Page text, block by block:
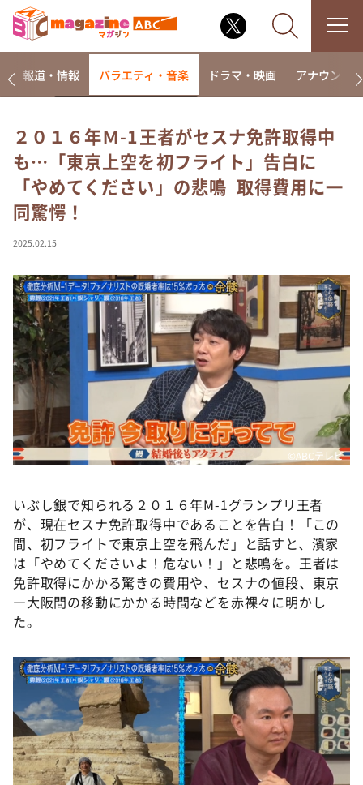
なるみ・岡村の過ぎるTV
相席食堂
これ余談なんですけど・・・
～人生密着トークバラエティ！～ やすとものいたっ
て真剣です
探偵！ナイトスクープ
news おかえり
河合＆A.B.C-Z塚田×福井アナ「なんでやねん！？」
（news おかえり）
DAIGOも台所 ～きょうの献立 何にする？～
本日はダイアンなり！シーズン２
朝だ！生です旅サラダ
教えて！ニュースライブ 正義のミカタ
新婚さんいらっしゃい！
ポツンと一軒家
ザキ山小屋本館
ぺこぱのまるスポ
報道・情報 バラエティ・音楽 ドラマ・映画 アナウンサー
２０１６年Ｍ-1王者がセスナ免許取得中
も…「東京上空を初フライト」告白に
「やめてください」の悲鳴 取得費用に一
同驚愕！
2025.02.15
©ABCテレビ
いぶし銀で知られる２０１６年M-1グランプリ王者
が、現在セスナ免許取得中であることを告白！「この
間、初フライトで東京上空を飛んだ」と話すと、濱家
は「やめてくださいよ！危ない！」と悲鳴を。王者は
免許取得にかかる驚きの費用や、セスナの値段、東京
―大阪間の移動にかかる時間などを赤裸々に明かし
た。